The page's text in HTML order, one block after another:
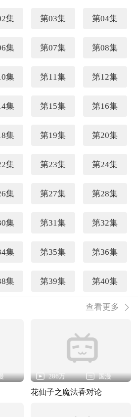
行，在名额已经确定的情
集 第03集 第04集
集 第07集 第08集
集 第11集 第12集
集 第15集 第16集
集 第19集 第20集
集 第23集 第24集
集 第27集 第28集
集 第31集 第32集
集 第35集 第36集
集 第39集 第40集
查看更多
286万 国漫
花仙子之魔法香对论